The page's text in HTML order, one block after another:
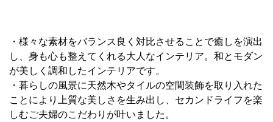
・様々な素材をバランス良く対比させることで癒しを演出
し、身も心も整えてくれる大人なインテリア。和とモダン
が美しく調和したインテリアです。
・暮らしの風景に天然木やタイルの空間装飾を取り入れた
ことにより上質な美しさを生み出し、セカンドライフを楽
しむご夫婦のこだわりが叶いました。